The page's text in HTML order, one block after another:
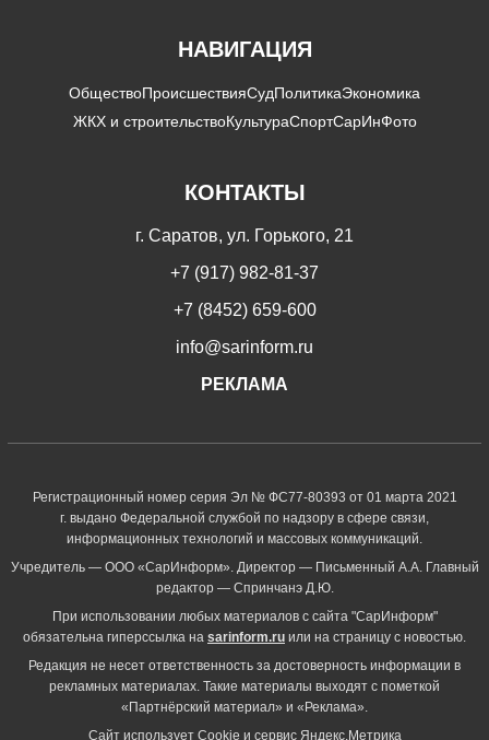
НАВИГАЦИЯ
ОбществоПроисшествияСудПолитикаЭкономика
ЖКХ и строительствоКультураСпортСарИнФото
КОНТАКТЫ
г. Саратов, ул. Горького, 21
+7 (917) 982-81-37
+7 (8452) 659-600
info@sarinform.ru
РЕКЛАМА
Регистрационный номер серия Эл № ФС77-80393 от 01 марта 2021
г. выдано Федеральной службой по надзору в сфере связи,
информационных технологий и массовых коммуникаций.
Учредитель — ООО «СарИнформ». Директор — Письменный А.А. Главный
редактор — Спринчанэ Д.Ю.
При использовании любых материалов с сайта "СарИнформ"
обязательна гиперссылка на sarinform.ru или на страницу с новостью.
Редакция не несет ответственность за достоверность информации в
рекламных материалах. Такие материалы выходят с пометкой
«Партнёрский материал» и «Реклама».
Сайт использует Cookie и сервиc Яндекс.Метрика